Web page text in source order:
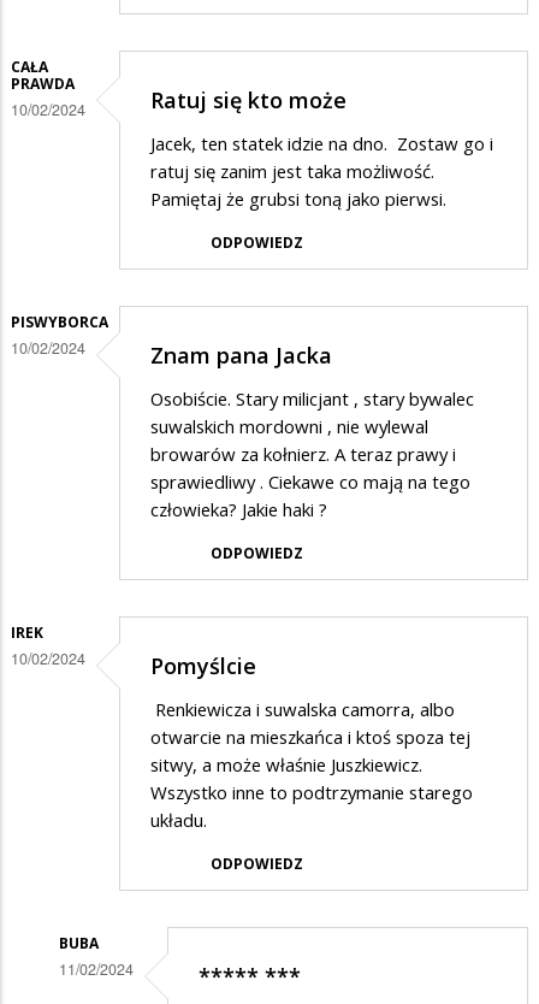
CAŁA
PRAWDA
10/02/2024 Ratuj się kto może
Jacek, ten statek idzie na dno. Zostaw go i
ratuj się zanim jest taka możliwość.
Pamiętaj że grubsi toną jako pierwsi.
ODPOWIEDZ
PISWYBORCA
10/02/2024 Znam pana Jacka
Osobiście. Stary milicjant , stary bywalec
suwalskich mordowni , nie wylewal
browarów za kołnierz. A teraz prawy i
sprawiedliwy . Ciekawe co mają na tego
człowieka? Jakie haki ?
ODPOWIEDZ
IREK
10/02/2024 Pomyślcie
Renkiewicza i suwalska camorra, albo
otwarcie na mieszkańca i ktoś spoza tej
sitwy, a może właśnie Juszkiewicz.
Wszystko inne to podtrzymanie starego
układu.
ODPOWIEDZ
BUBA
11/02/2024 ***** ***